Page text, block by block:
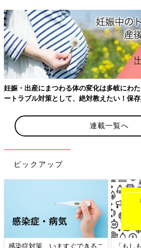
妊娠・出産にまつわる体の変化は多岐にわ
ートラブル対策として、絶対教えたい！保
連載一覧へ
ピックアップ
感染症対策、いますぐできるこ
「もし